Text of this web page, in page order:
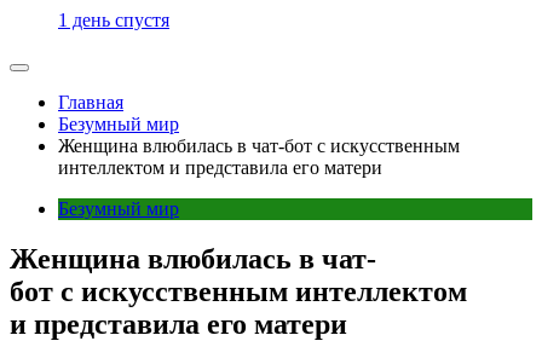
1 день спустя
Главная
Безумный мир
Женщина влюбилась в чат-бот с искусственным
интеллектом и представила его матери
Безумный мир
Женщина влюбилась в чат-
бот с искусственным интеллектом
и представила его матери